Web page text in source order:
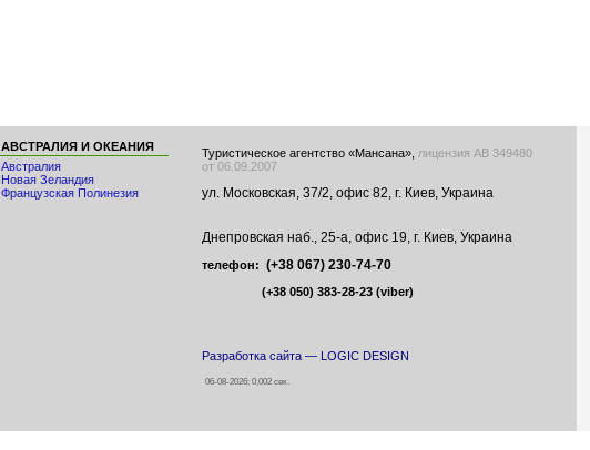
АВСТРАЛИЯ И ОКЕАНИЯ
Австралия
Новая Зеландия
Французская Полинезия
Туристическое агентство «Мансана», лицензия АВ 349480
от 06.09.2007
ул. Московская, 37/2, офис 82, г. Киев, Украина
Днепровская наб., 25-а, офис 19, г. Киев, Украина
телефон: (+38 067) 230-74-70
(+38 050) 383-28-23 (viber)
Разработка сайта — LOGIC DESIGN
06-08-2026; 0,002 сек.